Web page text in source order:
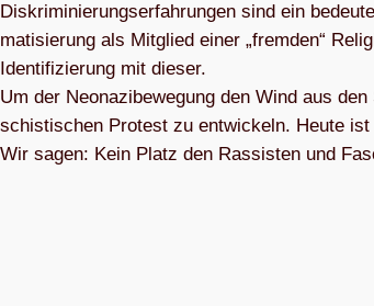
Dis­kri­mi­nie­rungs­er­fah­run­gen sind ein
ma­ti­sie­rung als Mit­glied einer „frem­den“
Iden­ti­fi­zie­rung mit die­ser.
Um der Neo­na­zi­be­we­gung den Wind aus
schis­ti­schen Pro­test zu ent­wi­ckeln. Heute
Wir sagen: Kein Platz den Ras­sis­ten und